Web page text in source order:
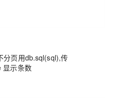
分页用db.sql(sql),传
显示条数